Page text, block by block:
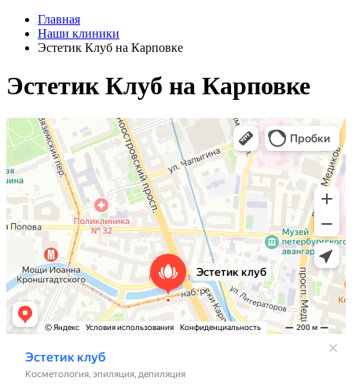
Главная
Наши клиники
Эстетик Клуб на Карповке
Эстетик Клуб на Карповке